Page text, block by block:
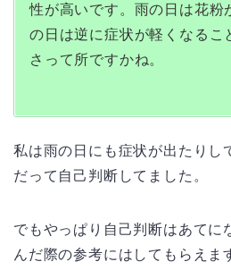
性が高いです。雨の日は花粉
の日は逆に症状が軽くなる
さって所ですかね。
私は雨の日にも症状が出たりし
だって自己判断してました。
でもやっぱり自己判断はあてに
んだ際の参考にはしてもらえま